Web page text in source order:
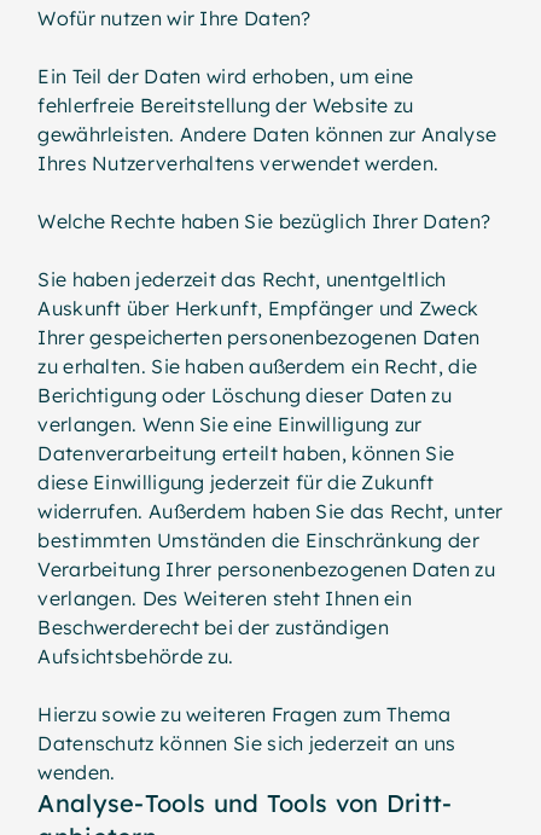
Wofür nutzen wir Ihre Daten?
Ein Teil der Daten wird erhoben, um eine
fehlerfreie Bereitstellung der Website zu
gewährleisten. Andere Daten können zur Analyse
Ihres Nutzerverhaltens verwendet werden.
Welche Rechte haben Sie bezüglich Ihrer Daten?
Sie haben jederzeit das Recht, unentgeltlich
Auskunft über Herkunft, Empfänger und Zweck
Ihrer gespeicherten personenbezogenen Daten
zu erhalten. Sie haben außerdem ein Recht, die
Berichtigung oder Löschung dieser Daten zu
verlangen. Wenn Sie eine Einwilligung zur
Datenverarbeitung erteilt haben, können Sie
diese Einwilligung jederzeit für die Zukunft
widerrufen. Außerdem haben Sie das Recht, unter
bestimmten Umständen die Einschränkung der
Verarbeitung Ihrer personenbezogenen Daten zu
verlangen. Des Weiteren steht Ihnen ein
Beschwerderecht bei der zuständigen
Aufsichtsbehörde zu.
Hierzu sowie zu weiteren Fragen zum Thema
Datenschutz können Sie sich jederzeit an uns
wenden.
Analyse-Tools und Tools von Dritt­